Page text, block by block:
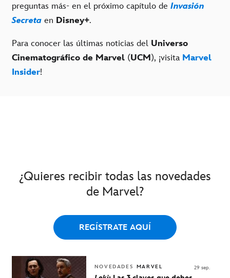
preguntas más- en el próximo capítulo de Invasión
Secreta en Disney+.
Para conocer las últimas noticias del Universo
Cinematográfico de Marvel (UCM), ¡visita Marvel
Insider!
¿Quieres recibir todas las novedades
de Marvel?
REGÍSTRATE AQUÍ
NOVEDADES MARVEL 29 sep.